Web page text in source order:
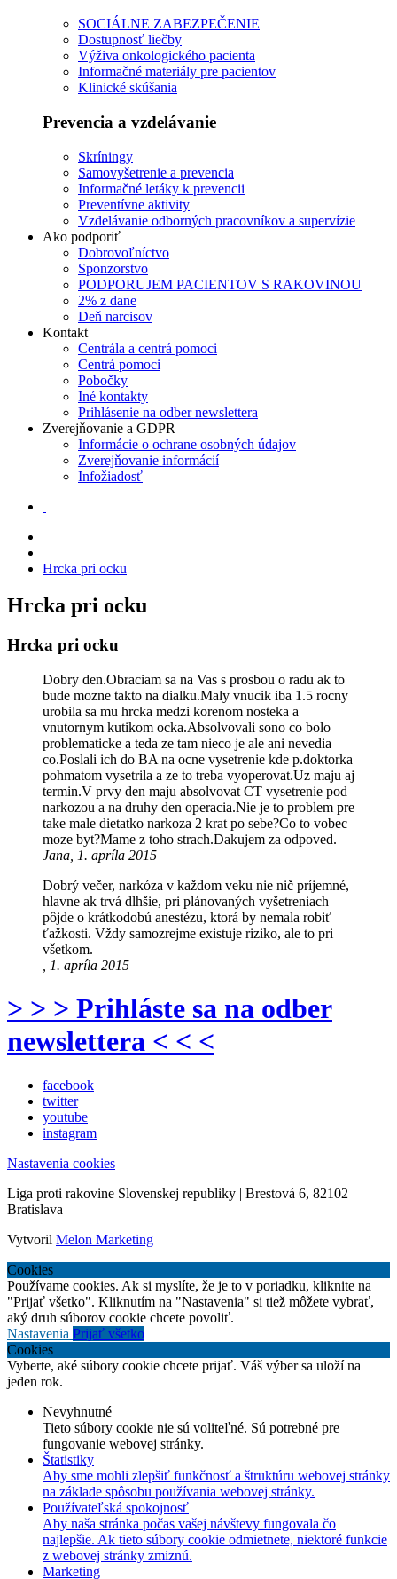
SOCIÁLNE ZABEZPEČENIE
Dostupnosť liečby
Výživa onkologického pacienta
Informačné materiály pre pacientov
Klinické skúšania
Prevencia a vzdelávanie
Skríningy
Samovyšetrenie a prevencia
Informačné letáky k prevencii
Preventívne aktivity
Vzdelávanie odborných pracovníkov a supervízie
Ako podporiť
Dobrovoľníctvo
Sponzorstvo
PODPORUJEM PACIENTOV S RAKOVINOU
2% z dane
Deň narcisov
Kontakt
Centrála a centrá pomoci
Centrá pomoci
Pobočky
Iné kontakty
Prihlásenie na odber newslettera
Zverejňovanie a GDPR
Informácie o ochrane osobných údajov
Zverejňovanie informácií
Infožiadosť
Hrcka pri ocku
Hrcka pri ocku
Hrcka pri ocku
Dobry den.Obraciam sa na Vas s prosbou o radu ak to
bude mozne takto na dialku.Maly vnucik iba 1.5 rocny
urobila sa mu hrcka medzi korenom nosteka a
vnutornym kutikom ocka.Absolvovali sono co bolo
problematicke a teda ze tam nieco je ale ani nevedia
co.Poslali ich do BA na ocne vysetrenie kde p.doktorka
pohmatom vysetrila a ze to treba vyoperovat.Uz maju aj
termin.V prvy den maju absolvovat CT vysetrenie pod
narkozou a na druhy den operacia.Nie je to problem pre
take male dietatko narkoza 2 krat po sebe?Co to vobec
moze byt?Mame z toho strach.Dakujem za odpoved.
Jana, 1. apríla 2015
Dobrý večer, narkóza v každom veku nie nič príjemné,
hlavne ak trvá dlhšie, pri plánovaných vyšetreniach
pôjde o krátkodobú anestézu, ktorá by nemala robiť
ťažkosti. Vždy samozrejme existuje riziko, ale to pri
všetkom.
, 1. apríla 2015
> > > Prihláste sa na odber
newslettera < < <
facebook
twitter
youtube
instagram
Nastavenia cookies
Liga proti rakovine Slovenskej republiky | Brestová 6, 82102
Bratislava
Vytvoril Melon Marketing
Cookies
Používame cookies. Ak si myslíte, že je to v poriadku, kliknite na
"Prijať všetko". Kliknutím na "Nastavenia" si tiež môžete vybrať,
aký druh súborov cookie chcete povoliť.
Nastavenia Prijať všetko
Cookies
Vyberte, aké súbory cookie chcete prijať. Váš výber sa uloží na
jeden rok.
Nevyhnutné
Tieto súbory cookie nie sú voliteľné. Sú potrebné pre
fungovanie webovej stránky.
Štatistiky
Aby sme mohli zlepšiť funkčnosť a štruktúru webovej stránky
na základe spôsobu používania webovej stránky.
Používateľská spokojnosť
Aby naša stránka počas vašej návštevy fungovala čo
najlepšie. Ak tieto súbory cookie odmietnete, niektoré funkcie
z webovej stránky zmiznú.
Marketing